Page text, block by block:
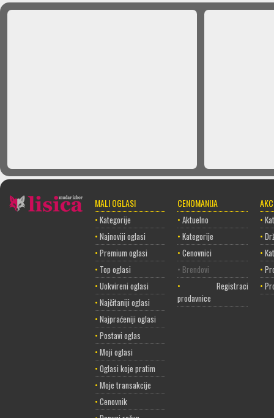
MALI OGLASI
• Kategorije
• Najnoviji oglasi
• Premium oglasi
• Top oglasi
• Uokvireni oglasi
• Najčitaniji oglasi
• Najpraćeniji oglasi
• Postavi oglas
• Moji oglasi
• Oglasi koje pratim
• Moje transakcije
• Cenovnik
CENOMANIJA
• Aktuelno
• Kategorije
• Cenovnici
• Brendovi
• Registracija
prodavnice
•
•
•
•
•